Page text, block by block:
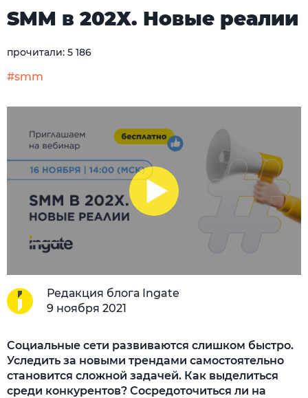
SMM в 202Х. Новые реалии
прочитали: 5 186
#smm
Редакция блога Ingate
9 ноября 2021
Социальные сети развиваются слишком быстро.
Уследить за новыми трендами самостоятельно
становится сложной задачей. Как выделиться
среди конкурентов? Сосредоточиться ли на